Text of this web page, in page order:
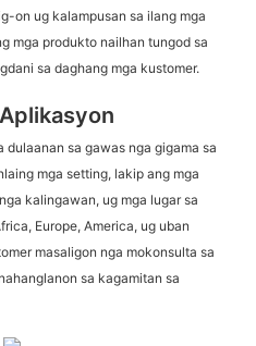
on ug kalampusan sa ilang mga
mga produkto nailhan tungod sa
sa daghang mga kustomer.
sa gawas nga gigama sa
mga setting, lakip ang mga
kalingawan, ug mga lugar sa
Europe, America, ug uban
masaligon nga mokonsulta sa
sa kagamitan sa